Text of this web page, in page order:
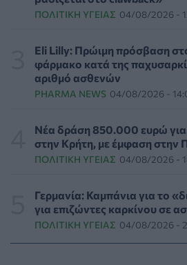
Γιαννάκος: Πρωτοφανής πίεση
Ζακύνθου - Καταγγέλθηκαν οκτώ
Έκτακτα μέτρα και στην
της ευλογιάς των προβάτων
ΕΠΙΚΑΙΡΌΤΗΤΑ 06/08/2026 - 16:16
Τα τρία SOS στη μέση ηλικία
επιπλέον χρόνια χωρίς άνοια
ΥΓΕΊΑ 06/08/2026 - 16:00
Εθελοντές του ΕΕΣ διέσωσαν
άγρια ζώα από τις φωτιές στη
06/08/2026 - 15:42
ΠΟΛΙΤΙΚΉ ΥΓΕΊΑΣ 04/08/2026 -
Eli Lilly: Πρώιμη πρόσβαση
φάρμακο κατά της
αριθμό ασθενών
PHARMA NEWS 04/08/2026 -
Νέα δράση 850.000 ευρώ για
στην Κρήτη, με έμφαση στην
ΠΟΛΙΤΙΚΉ ΥΓΕΊΑΣ 04/08/2026 -
Γερμανία: Καμπάνια για το
για επιζώντες καρκίνου σε
ΠΟΛΙΤΙΚΉ ΥΓΕΊΑΣ 04/08/2026 -